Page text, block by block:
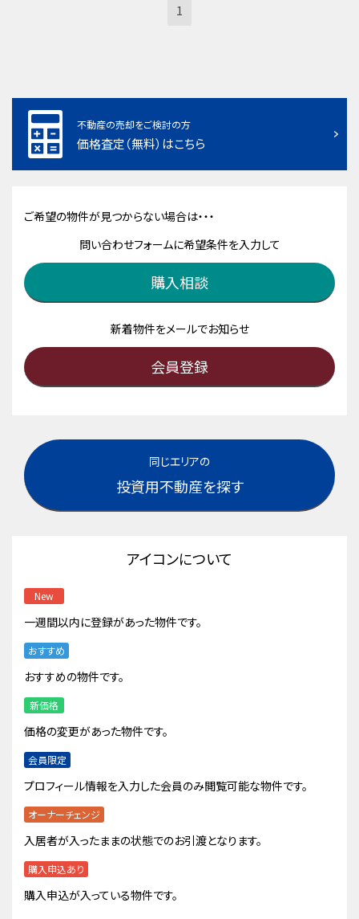
1
不動産の売却をご検討の方
価格査定（無料）はこちら
ご希望の物件が見つからない場合は・・・
問い合わせフォームに希望条件を入力して
購入相談
新着物件をメールでお知らせ
会員登録
同じエリアの
投資用不動産を探す
アイコンについて
New
一週間以内に登録があった物件です。
おすすめ
おすすめの物件です。
新価格
価格の変更があった物件です。
会員限定
プロフィール情報を入力した会員のみ閲覧可能な物件です。
オーナーチェンジ
入居者が入ったままの状態でのお引渡となります。
購入申込あり
購入申込が入っている物件です。